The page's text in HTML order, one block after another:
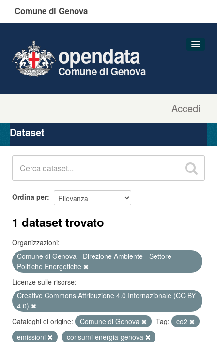
Comune di Genova
Accedi
opendata
Comune di Genova
Organizzazioni
Gruppi
Dataset
Ordina per
1 dataset trovato
Organizzazioni:
Comune di Genova - Direzione Ambiente - Settore
Politiche Energetiche
Licenze sulle risorse:
Creative Commons Attribuzione 4.0 Internazionale (CC BY
4.0)
Cataloghi di origine:
Comune di Genova Tag:
co2
emissioni
consumi-energia-genova